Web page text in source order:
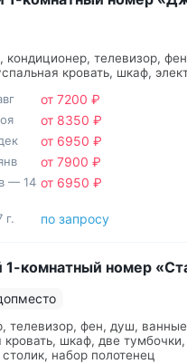
кондиционер, телевизор,
кровать, шкаф,
от 7200 ₽
от 8350 ₽
от 6950 ₽
от 7900 ₽
— 14 от 6950 ₽
г. по запросу
комнатный номер
телевизор, фен, душ,
кровать, шкаф, две тумбочки,
набор полотенец